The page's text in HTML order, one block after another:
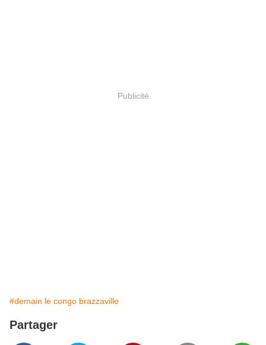
Publicité
#demain le congo brazzaville
Partager